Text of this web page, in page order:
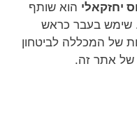
יחזקאלי הוא שותף
שימש בעבר כראש
של המכללה לביטחון
של אתר זה.